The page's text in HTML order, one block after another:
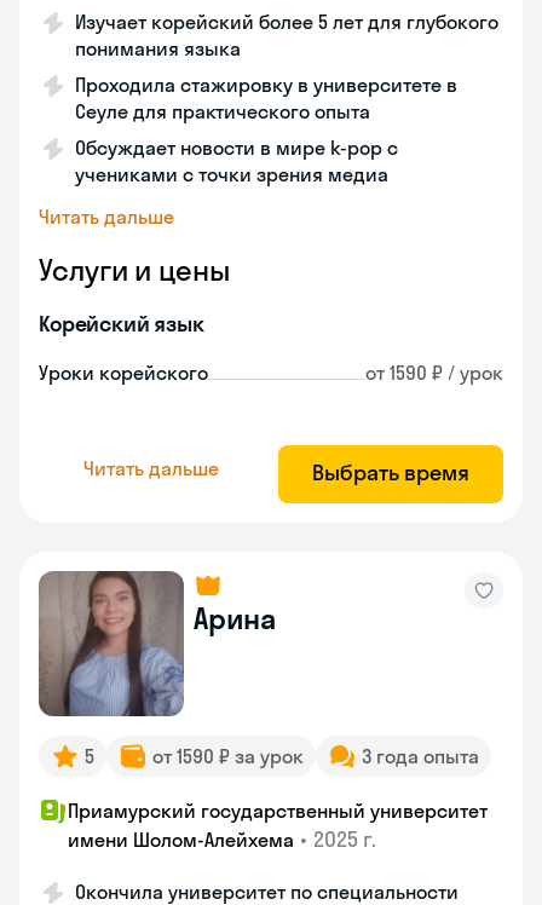
Изучает корейский более 5 лет для глубокого
понимания языка
Проходила стажировку в университете в
Сеуле для практического опыта
Обсуждает новости в мире k-pop с
учениками с точки зрения медиа
Читать дальше
Услуги и цены
Корейский язык
Уроки корейского от 1590 ₽ / урок
Читать дальше Выбрать время
Арина
5 от 1590 ₽ за урок 3 года опыта
Приамурский государственный университет
имени Шолом-Алейхема • 2025 г.
Окончила университет по специальности